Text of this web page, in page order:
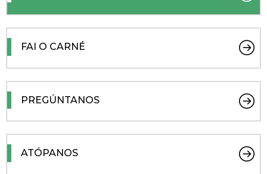
FAI O CARNÉ
PREGÚNTANOS
ATÓPANOS